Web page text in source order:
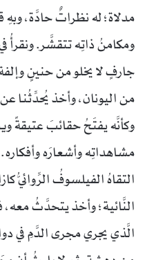
مدلاة؛ له نظراتٌ حادَّة، وبهِ
ومكامنُ ذاتِه تتقشَّر. ونقرأُ
جارفٍ لا يخلو من حنينٍ
من اليونان، وأخذ يُحدِّثُنا
وكأنَّه يفتَحُ حقائبَ عتيقةً
مشاهداتِه وأشعارَه وأفكاره.
التقاهُ الفيلسوفُ الرِّوائيُّ
النَّائية؛ وأخذ يتحدَّثُ
الَّذي يجري مجرى الدَّمِ في